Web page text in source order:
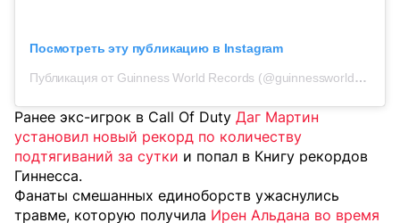
Посмотреть эту публикацию в Instagram
Публикация от Guinness World Records (@guinnessworldrecords)
Ранее экс-игрок в Call Of Duty Даг Мартин
установил новый рекорд по количеству
подтягиваний за сутки и попал в Книгу рекордов
Гиннесса.
Фанаты смешанных единоборств ужаснулись
травме, которую получила Ирен Альдана во время